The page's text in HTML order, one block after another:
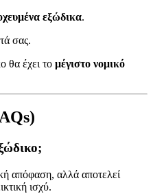
εξώδικα.
σας.
θα έχει το μέγιστο νομικό
απόφαση, αλλά αποτελεί
ισχύ.